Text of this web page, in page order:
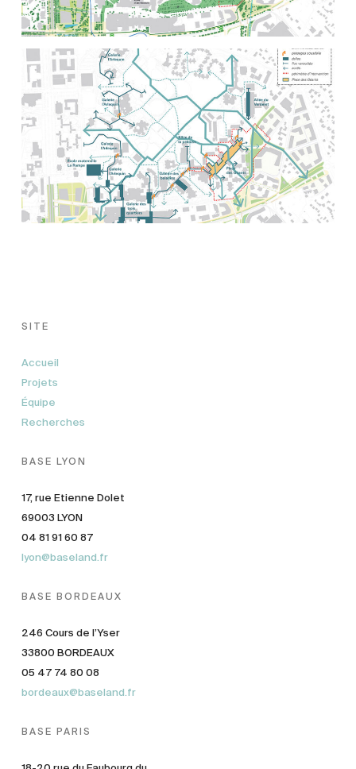
SITE
Accueil
Projets
Équipe
Recherches
BASE LYON
17, rue Etienne Dolet
69003 LYON
04 81 91 60 87
lyon@baseland.fr
BASE BORDEAUX
246 Cours de l’Yser
33800 BORDEAUX
05 47 74 80 08
bordeaux@baseland.fr
BASE PARIS